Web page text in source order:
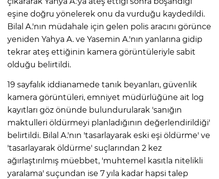
eşine doğru yönelerek onu da vurduğu kaydedildi.
Bilal A.'nın müdahale için gelen polis aracını görünce
yeniden Yahya A. ve Yasemin A.'nın yanlarına gidip
tekrar ateş ettiğinin kamera görüntüleriyle sabit
olduğu belirtildi.
19 sayfalık iddianamede tanık beyanları, güvenlik
kamera görüntüleri, emniyet müdürlüğüne ait log
kayıtları göz önünde bulundurularak 'sanığın
maktulleri öldürmeyi planladığının değerlendirildiği'
belirtildi. Bilal A.'nın 'tasarlayarak eski eşi öldürme' ve
'tasarlayarak öldürme' suçlarından 2 kez
ağırlaştırılmış müebbet, 'muhtemel kasıtla nitelikli
yaralama' suçundan ise 7 yıla kadar hapsi talep